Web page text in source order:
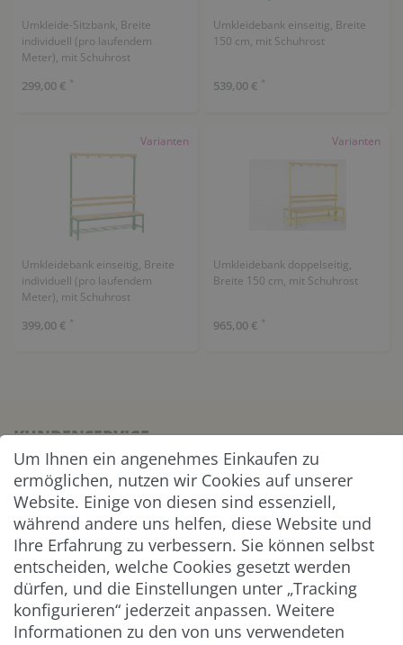
Umkleide-Sitzbank, Breite
individuell (pro laufendem
Meter), mit Schuhrost
299,00 € *
Umkleidebank einseitig, Breite
150 cm, mit Schuhrost
539,00 € *
Varianten
Umkleidebank einseitig, Breite
individuell (pro laufendem
Meter), mit Schuhrost
399,00 € *
Varianten
Umkleidebank doppelseitig,
Breite 150 cm, mit Schuhrost
965,00 € *
KUNDENSERVICE
UNTERNEHMEN & SERVICE
INFORMATION
NEWSLETTER
ZAHLUNG & VERSAND
Um Ihnen ein angenehmes Einkaufen zu
ermöglichen, nutzen wir Cookies auf unserer
Website. Einige von diesen sind essenziell,
während andere uns helfen, diese Website und
Ihre Erfahrung zu verbessern. Sie können selbst
entscheiden, welche Cookies gesetzt werden
dürfen, und die Einstellungen unter „Tracking
konfigurieren“ jederzeit anpassen. Weitere
Informationen zu den von uns verwendeten